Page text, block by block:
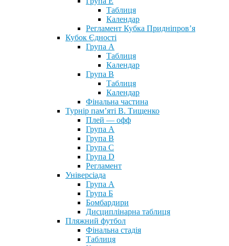
Таблиця
Календар
Регламент Кубка Придніпров’я
Кубок Єдності
Група А
Таблиця
Календар
Група В
Таблиця
Календар
Фінальна частина
Турнір пам’яті В. Тищенко
Плей — офф
Група А
Група B
Група С
Група D
Регламент
Універсіада
Група А
Група Б
Бомбардири
Дисциплінарна таблиця
Пляжний футбол
Фінальна стадія
Таблиця